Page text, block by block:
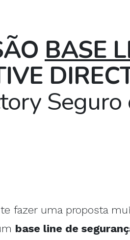
BASE
fazer uma proposta
base line de